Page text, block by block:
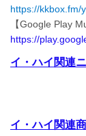
https://kkbox.fm/
【Google Play
https://
イ・ハイ関連
イ・ハイ関連